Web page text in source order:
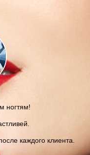
ногтям!
каждого клиента.